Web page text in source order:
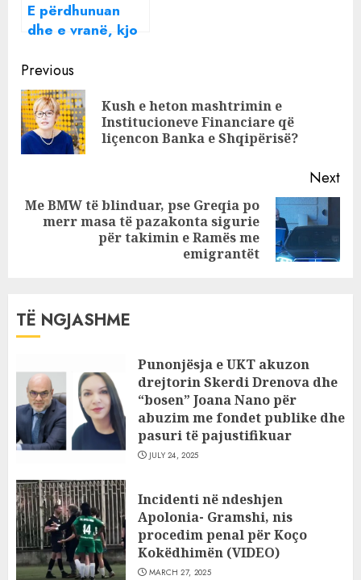
E përdhunuan
dhe e vranë, kjo
që u gjet poshtë
urës së Dajlanit
Continue
Reading
Previous
Kush e heton mashtrimin e
Institucioneve Financiare që
liçencon Banka e Shqipërisë?
Next
Next
Me BMW të blinduar, pse Greqia po
merr masa të pazakonta sigurie
për takimin e Ramës me
emigrantët
TË NGJASHME
Punonjësja e UKT akuzon
drejtorin Skerdi Drenova dhe
“bosen” Joana Nano për
abuzim me fondet publike dhe
pasuri të pajustifikuar
JULY 24, 2025
Incidenti në ndeshjen
Apolonia- Gramshi, nis
procedim penal për Koço
Kokëdhimën (VIDEO)
MARCH 27, 2025